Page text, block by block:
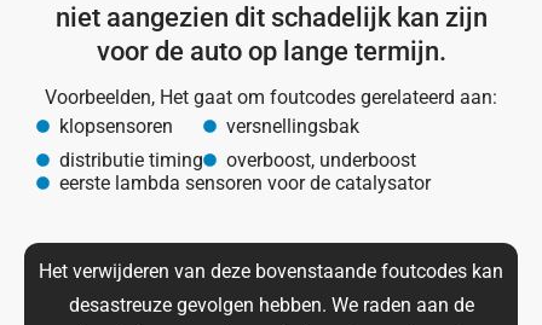
niet aangezien dit schadelijk kan zijn
voor de auto op lange termijn.
Voorbeelden, Het gaat om foutcodes gerelateerd aan:
klopsensoren
distributie timing
versnellingsbak
overboost, underboost
eerste lambda sensoren voor de catalysator
Het verwijderen van deze bovenstaande foutcodes kan
desastreuze gevolgen hebben. We raden aan de